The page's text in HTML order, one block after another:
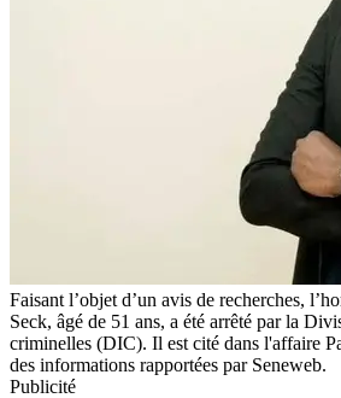
Faisant l’objet d’un avis de recherches,
Seck, âgé de 51 ans, a été arrêté par la
criminelles (DIC). Il est cité dans l'affaire
des informations rapportées par Seneweb.
Publicité